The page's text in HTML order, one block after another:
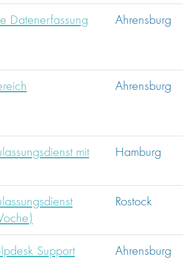
Datenerfassung Ahrensburg
Ahrensburg
mit
Hamburg
Rostock
Support Ahrensburg